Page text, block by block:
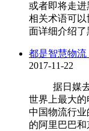
或者即将走
相关术语可
面详细介绍了
都是智慧物流
2017-11-22
据日媒去年
世界上最大
中国物流行
的阿里巴巴和